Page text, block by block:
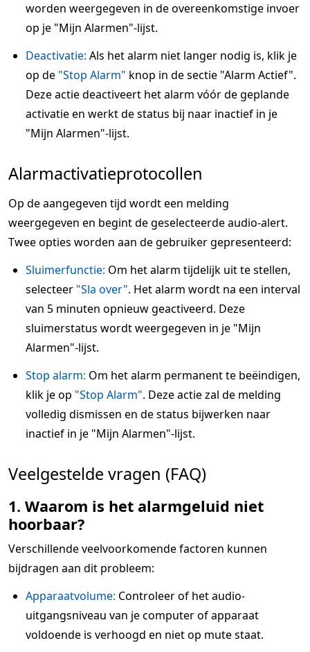
worden weergegeven in de overeenkomstige invoer
op je "Mijn Alarmen"-lijst.
Deactivatie: Als het alarm niet langer nodig is, klik je
op de "Stop Alarm" knop in de sectie "Alarm Actief".
Deze actie deactiveert het alarm vóór de geplande
activatie en werkt de status bij naar inactief in je
"Mijn Alarmen"-lijst.
Alarmactivatieprotocollen
Op de aangegeven tijd wordt een melding
weergegeven en begint de geselecteerde audio-alert.
Twee opties worden aan de gebruiker gepresenteerd:
Sluimerfunctie: Om het alarm tijdelijk uit te stellen,
selecteer "Sla over". Het alarm wordt na een interval
van 5 minuten opnieuw geactiveerd. Deze
sluimerstatus wordt weergegeven in je "Mijn
Alarmen"-lijst.
Stop alarm: Om het alarm permanent te beëindigen,
klik je op "Stop Alarm". Deze actie zal de melding
volledig dismissen en de status bijwerken naar
inactief in je "Mijn Alarmen"-lijst.
Veelgestelde vragen (FAQ)
1. Waarom is het alarmgeluid niet
hoorbaar?
Verschillende veelvoorkomende factoren kunnen
bijdragen aan dit probleem:
Apparaatvolume: Controleer of het audio-
uitgangsniveau van je computer of apparaat
voldoende is verhoogd en niet op mute staat.